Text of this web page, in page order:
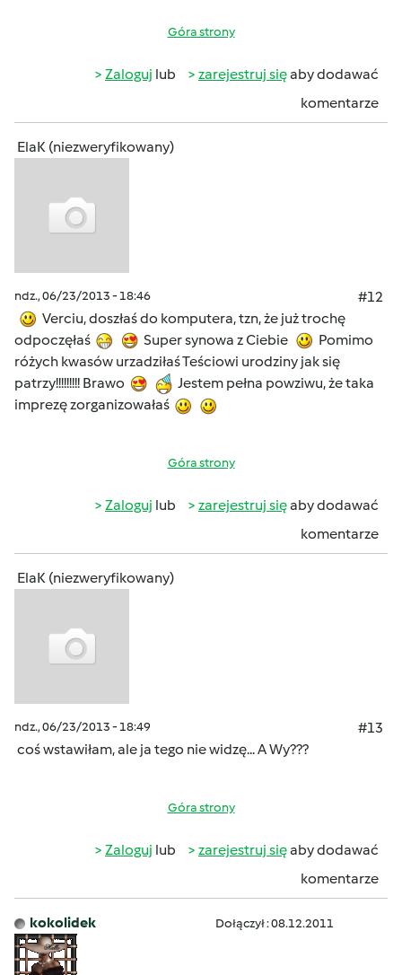
Góra strony
Zaloguj lub zarejestruj sięaby dodawać
komentarze
ElaK (niezweryfikowany)
ndz., 06/23/2013 - 18:46
#12
Verciu, doszłaś do komputera, tzn, że już trochę
odpoczęłaś
Super synowa z Ciebie
Pomimo
różych kwasów urzadziłaś Teściowi urodziny jak się
patrzy!!!!!!!!! Brawo
Jestem pełna powziwu, że taka
imprezę zorganizowałaś
Góra strony
Zaloguj lub zarejestruj sięaby dodawać
komentarze
ElaK (niezweryfikowany)
ndz., 06/23/2013 - 18:49
#13
coś wstawiłam, ale ja tego nie widzę... A Wy???
Góra strony
Zaloguj lub zarejestruj sięaby dodawać
komentarze
kokolidek Dołączył : 08.12.2011